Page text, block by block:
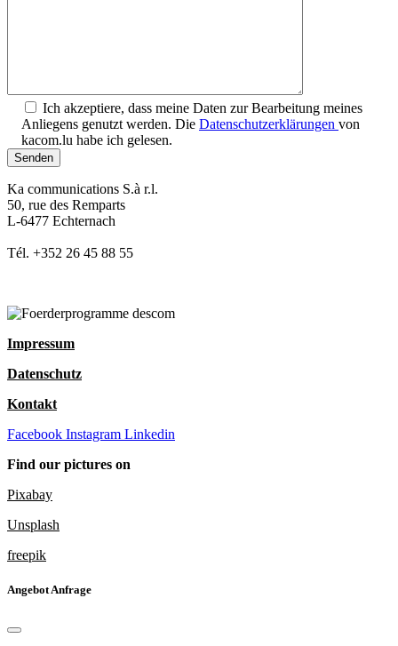
Ich akzeptiere, dass meine Daten zur Bearbeitung meines
Anliegens genutzt werden. Die Datenschutzerklärungen von
kacom.lu habe ich gelesen.
Ka communications S.à r.l.
50, rue des Remparts
L-6477 Echternach
Tél. +352 26 45 88 55
Impressum
Datenschutz
Kontakt
Facebook Instagram Linkedin
Find our pictures on
Pixabay
Unsplash
freepik
Angebot Anfrage